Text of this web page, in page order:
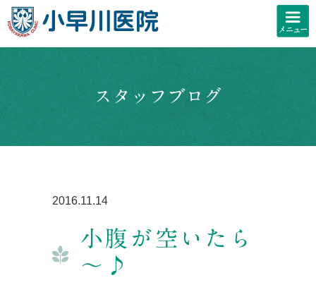
スタッフブログ
2016.11.14
小腹が空いたら
～♪